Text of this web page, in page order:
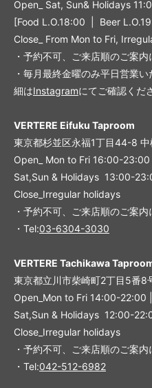
Open_ Sat, Sun& Holidays
[Food L.O.18:00 | Beer
Close_ From Mon to Fri,
・予約不可、ご来店順のご案内
・毎月最終金曜のみ平日営業
細はInstagramにてご確認くだ
VERTERE Eifuku Taproom
東京都杉並区永福1丁目44-8 中
Open_ Mon to Fri 16:00-23:00 |
Sat,Sun & Holidays 13:00-
Close_Irregular holidays
・予約不可、ご来店順のご案内
・Tel:03-6304-3030
VERTERE Tachikawa
東京都立川市柴崎町2丁目5番8
Open_Mon to Fri 14:00-22:00 |
Sat,Sun & Holidays 12:00-
Close_Irregular holidays
・予約不可、ご来店順のご案内
・Tel:042-512-6982